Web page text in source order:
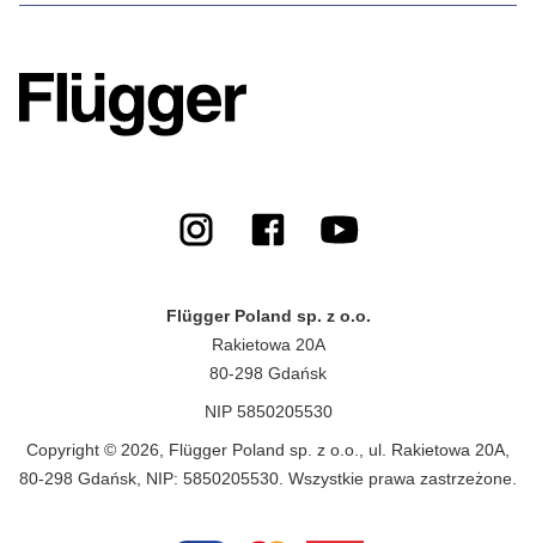
Flügger Poland sp. z o.o.
Rakietowa 20A
80-298 Gdańsk
NIP 5850205530
Copyright © 2026, Flügger Poland sp. z o.o., ul. Rakietowa 20A,
80-298 Gdańsk, NIP: 5850205530. Wszystkie prawa zastrzeżone.